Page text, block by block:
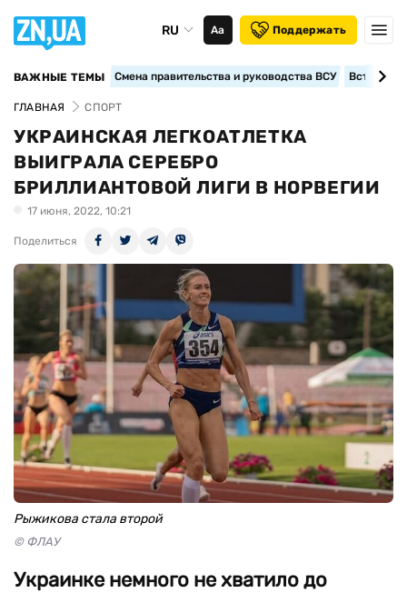
RU Аа Поддержать
ВАЖНЫЕ ТЕМЫ Смена правительства и руководства ВСУ
ГЛАВНАЯ СПОРТ
УКРАИНСКАЯ ЛЕГКОАТЛЕТКА
ВЫИГРАЛА СЕРЕБРО
БРИЛЛИАНТОВОЙ ЛИГИ В НОРВЕГИИ
17 июня, 2022, 10:21
Поделиться
Рыжикова стала второй
© ФЛАУ
Украинке немного не хватило до